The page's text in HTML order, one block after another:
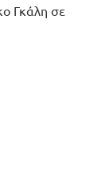
Γκάλη σε